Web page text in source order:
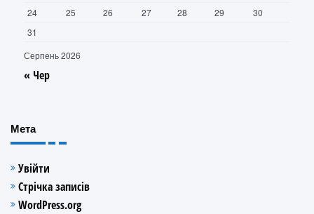
Серпень 2026
24
25 26 27 28 29
30
31
« Чер
Мета
Увійти
Стрічка записів
WordPress.org